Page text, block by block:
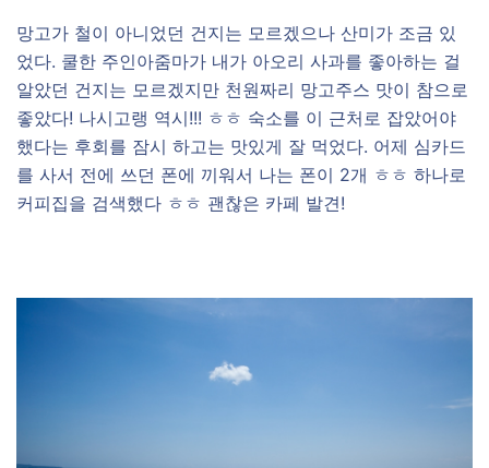
망고가 철이 아니었던 건지는 모르겠으나 산미가 조금 있
었다. 쿨한 주인아줌마가 내가 아오리 사과를 좋아하는 걸
알았던 건지는 모르겠지만 천원짜리 망고주스 맛이 참으로
좋았다! 나시고랭 역시!!! ㅎㅎ 숙소를 이 근처로 잡았어야
했다는 후회를 잠시 하고는 맛있게 잘 먹었다. 어제 심카드
를 사서 전에 쓰던 폰에 끼워서 나는 폰이 2개 ㅎㅎ 하나로
커피집을 검색했다 ㅎㅎ 괜찮은 카페 발견!